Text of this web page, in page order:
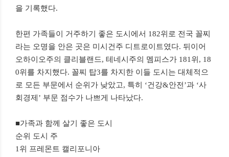
을 기록했다.
한편 가족들이 거주하기 좋은 도시에서 182위로 전국 꼴찌
라는 오명을 안은 곳은 미시건주 디트로이트였다. 뒤이어
오하이오주의 클리블랜드, 테네시주의 멤피스가 181위, 18
0위를 차지했다. 꼴찌 탑3를 차지한 이들 도시는 대체적으
로 모든 부문에서 순위가 낮았고, 특히 ‘건강&안전’과 ‘사
회경제’ 부문 점수가 나쁘게 나타났다.
■가족과 함께 살기 좋은 도시
순위 도시 주
1위 프레몬트 캘리포니아